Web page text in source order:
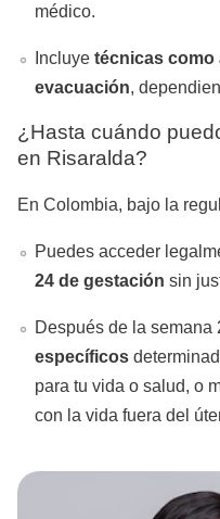
médico.
Incluye técnicas como
evacuación,
¿Hasta cuándo
en Risaralda?
En Colombia, bajo la
Puedes acceder
24 de gestación sin
Después de la semana
específicos
para tu vida o salud, o
con la vida fuera del